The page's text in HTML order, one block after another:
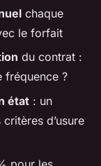
chaque
le forfait
du contrat :
fréquence ?
état : un
d’usure